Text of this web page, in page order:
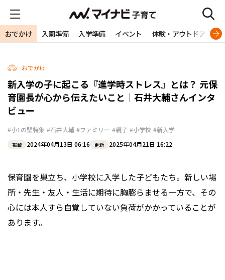
おでかけ 入園準備 入学準備 イベント 体験・アウトドア 旅
おでかけ
新入学の子に起こる『進学時ストレス』とは？ 元保
育園長が心から伝えたいこと｜石井大輔さんインタ
ビュー
#小1の壁特集 #石井大輔 #ファミリー #親子 #小学校 #新入学
掲載 2024年04月13日 06:16 更新 2025年04月21日 16:22
保育園を巣立ち、小学校に入学した子どもたち。新しい場
所・先生・友人・生活に期待に胸膨らませる一方で、その
心には本人すら自覚していない負荷がかかっていることが
あります。